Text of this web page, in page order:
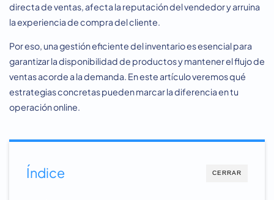
directa de ventas, afecta la reputación del vendedor y arruina
la experiencia de compra del cliente.
Por eso, una gestión eficiente del inventario es esencial para
garantizar la disponibilidad de productos y mantener el flujo de
ventas acorde a la demanda. En este artículo veremos qué
estrategias concretas pueden marcar la diferencia en tu
operación online.
CERRAR
Índice